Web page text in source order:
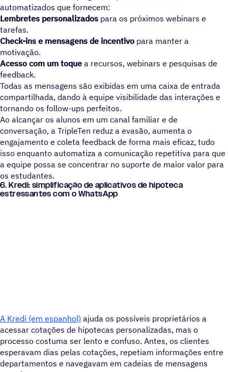
automatizados que fornecem:
Lembretes personalizados para os próximos webinars e
tarefas.
Check-ins e mensagens de incentivo para manter a
motivação.
Acesso com um toque a recursos, webinars e pesquisas de
feedback.
Todas as mensagens são exibidas em uma caixa de entrada
compartilhada, dando à equipe visibilidade das interações e
tornando os follow-ups perfeitos.
Ao alcançar os alunos em um canal familiar e de
conversação, a TripleTen reduz a evasão, aumenta o
engajamento e coleta feedback de forma mais eficaz, tudo
isso enquanto automatiza a comunicação repetitiva para que
a equipe possa se concentrar no suporte de maior valor para
os estudantes.
6. Kredi: simplificação de aplicativos de hipoteca
estressantes com o WhatsApp
A Kredi (em espanhol) ajuda os possíveis proprietários a
acessar cotações de hipotecas personalizadas, mas o
processo costuma ser lento e confuso. Antes, os clientes
esperavam dias pelas cotações, repetiam informações entre
departamentos e navegavam em cadeias de mensagens